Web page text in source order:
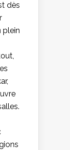
dès
plein